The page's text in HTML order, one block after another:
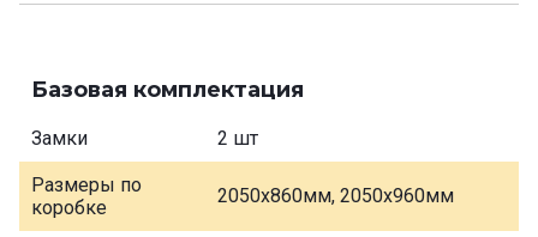
Базовая комплектация
Замки 2 шт
Размеры по
коробке
2050х860мм, 2050х960мм